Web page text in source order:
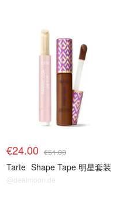
€24.00 €51.00
Tarte Shape Tape 明星套装
@dealmoon.de